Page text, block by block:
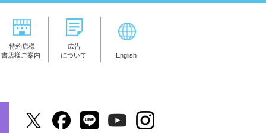
特約店様
書店様ご案内
広告
について
English